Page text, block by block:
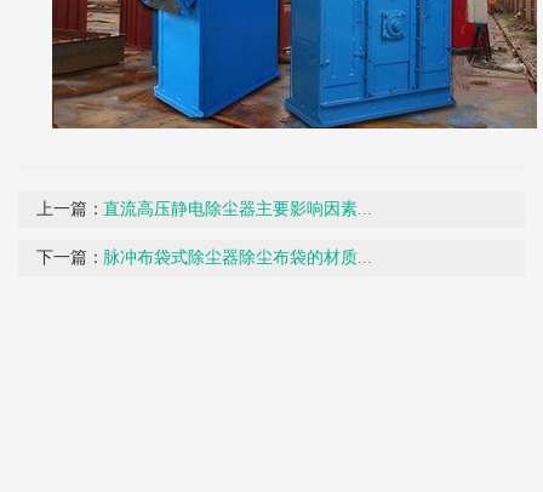
上一篇：直流高压静电除尘器主要影响因素...
下一篇： 脉冲布袋式除尘器除尘布袋的材质...